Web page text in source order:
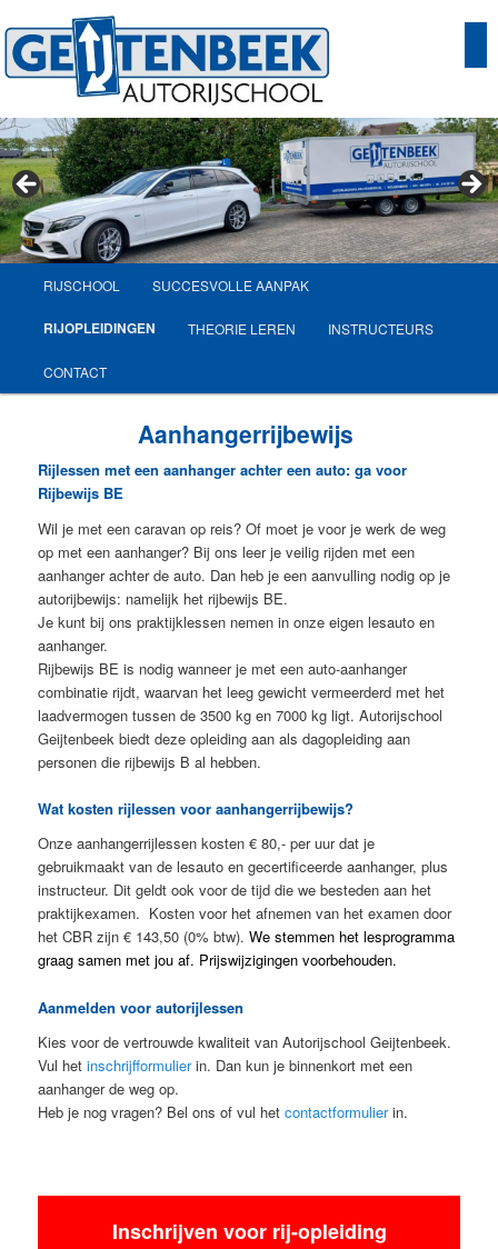
Hoofdmenu
SPRING
NAAR
DE
INHOUD
RIJSCHOOL SUCCESVOLLE AANPAK
RIJOPLEIDINGEN THEORIE LEREN INSTRUCTEURS
CONTACT
Aanhangerrijbewijs
Rijlessen met een aanhanger achter een auto: ga voor
Rijbewijs BE
Wil je met een caravan op reis? Of moet je voor je werk de weg
op met een aanhanger? Bij ons leer je veilig rijden met een
aanhanger achter de auto. Dan heb je een aanvulling nodig op je
autorijbewijs: namelijk het rijbewijs BE.
Je kunt bij ons praktijklessen nemen in onze eigen lesauto en
aanhanger.
Rijbewijs BE is nodig wanneer je met een auto-aanhanger
combinatie rijdt, waarvan het leeg gewicht vermeerderd met het
laadvermogen tussen de 3500 kg en 7000 kg ligt. Autorijschool
Geijtenbeek biedt deze opleiding aan als dagopleiding aan
personen die rijbewijs B al hebben.
Wat kosten rijlessen voor aanhangerrijbewijs?
Onze aanhangerrijlessen kosten € 80,- per uur dat je
gebruikmaakt van de lesauto en gecertificeerde aanhanger, plus
instructeur. Dit geldt ook voor de tijd die we besteden aan het
praktijkexamen. Kosten voor het afnemen van het examen door
het CBR zijn € 143,50 (0% btw).We stemmen het lesprogramma
graag samen met jou af. Prijswijzigingen voorbehouden.
Aanmelden voor autorijlessen
Kies voor de vertrouwde kwaliteit van Autorijschool Geijtenbeek.
Vul hetinschrijfformulierin. Dan kun je binnenkort met een
aanhanger de weg op.
Heb je nog vragen? Bel ons of vul hetcontactformulierin.
Inschrijven voor rij-opleiding